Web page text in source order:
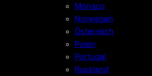
Monaco
Norwegen
Österreich
Polen
Portugal
Russland